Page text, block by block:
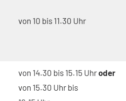
von 10 bis 11.30 Uhr
von 14.30 bis 15.15 Uhroder
von 15.30 Uhr bis